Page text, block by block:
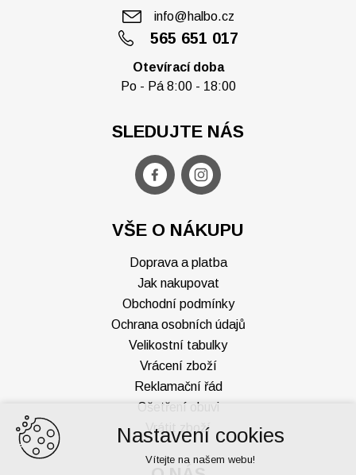
565 651 017
info@halbo.cz
Otevírací doba
Po - Pá 8:00 - 18:00
VŠE O NÁKUPU
Doprava a platba
Jak nakupovat
Obchodní podmínky
Ochrana osobních údajů
Velikostní tabulky
Vrácení zboží
Reklamační řád
Ošetření obuvi
Vrátit zboží
SLEDUJTE NÁS
Nastavení cookies
Vítejte na našem webu!